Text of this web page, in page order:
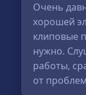
Очень
хорошей
клиповые
нужно.
работы,
от